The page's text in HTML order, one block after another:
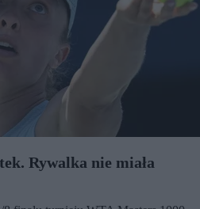
Rywalka nie miała